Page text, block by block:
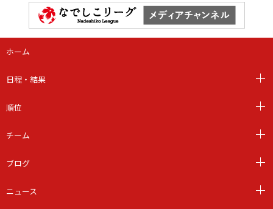
ホーム
日程・結果
順位
チーム
ブログ
ニュース